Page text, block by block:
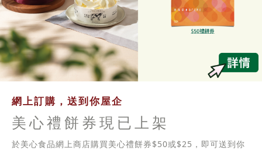
網上訂購，送到你屋企
美心禮餅券現已上架
於美心食品網上商店購買美心禮餅券$50或$25，即可送到你